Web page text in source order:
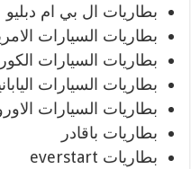
بطاريات ال بي ام دبليو
بطاريات السيارات
بطاريات السيارات
بطاريات السيارات
بطاريات السيارات
بطاريات باقادر
بطاريات everstart